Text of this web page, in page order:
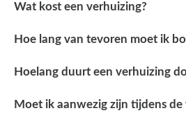
Wat kost een verhuizing?
Hoe lang van tevoren moet ik
Hoelang duurt een verhuizing
Moet ik aanwezig zijn tijdens de